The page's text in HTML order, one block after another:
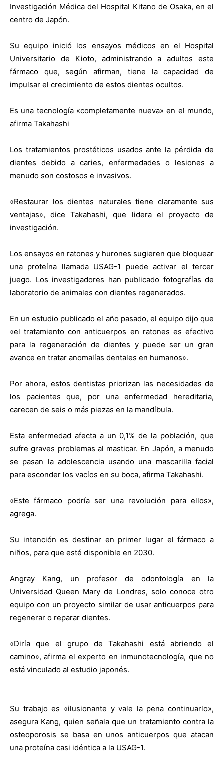
Investigación Médica del Hospital Kitano de Osaka, en el
centro de Japón.
Su equipo inició los ensayos médicos en el Hospital
Universitario de Kioto, administrando a adultos este
fármaco que, según afirman, tiene la capacidad de
impulsar el crecimiento de estos dientes ocultos.
Es una tecnología «completamente nueva» en el mundo,
afirma Takahashi
Los tratamientos prostéticos usados ante la pérdida de
dientes debido a caries, enfermedades o lesiones a
menudo son costosos e invasivos.
«Restaurar los dientes naturales tiene claramente sus
ventajas», dice Takahashi, que lidera el proyecto de
investigación.
Los ensayos en ratones y hurones sugieren que bloquear
una proteína llamada USAG-1 puede activar el tercer
juego. Los investigadores han publicado fotografías de
laboratorio de animales con dientes regenerados.
En un estudio publicado el año pasado, el equipo dijo que
«el tratamiento con anticuerpos en ratones es efectivo
para la regeneración de dientes y puede ser un gran
avance en tratar anomalías dentales en humanos».
Por ahora, estos dentistas priorizan las necesidades de
los pacientes que, por una enfermedad hereditaria,
carecen de seis o más piezas en la mandíbula.
Esta enfermedad afecta a un 0,1% de la población, que
sufre graves problemas al masticar. En Japón, a menudo
se pasan la adolescencia usando una mascarilla facial
para esconder los vacíos en su boca, afirma Takahashi.
«Este fármaco podría ser una revolución para ellos»,
agrega.
Su intención es destinar en primer lugar el fármaco a
niños, para que esté disponible en 2030.
Angray Kang, un profesor de odontología en la
Universidad Queen Mary de Londres, solo conoce otro
equipo con un proyecto similar de usar anticuerpos para
regenerar o reparar dientes.
«Diría que el grupo de Takahashi está abriendo el
camino», afirma el experto en inmunotecnología, que no
está vinculado al estudio japonés.
Su trabajo es «ilusionante y vale la pena continuarlo»,
asegura Kang, quien señala que un tratamiento contra la
osteoporosis se basa en unos anticuerpos que atacan
una proteína casi idéntica a la USAG-1.